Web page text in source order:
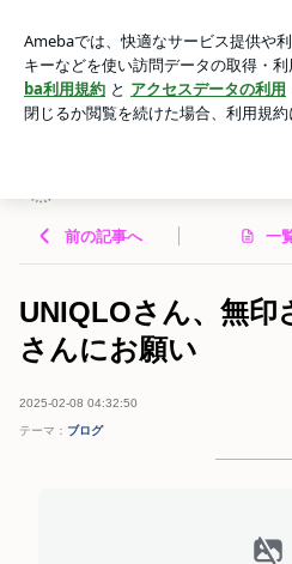
プラ Express
アプリをダウンロードして ブログの
ょう。
前の記事へ 一
UNIQLOさん、無印
さんにお願い
2025-02-08 04:32:50
テーマ： ブログ